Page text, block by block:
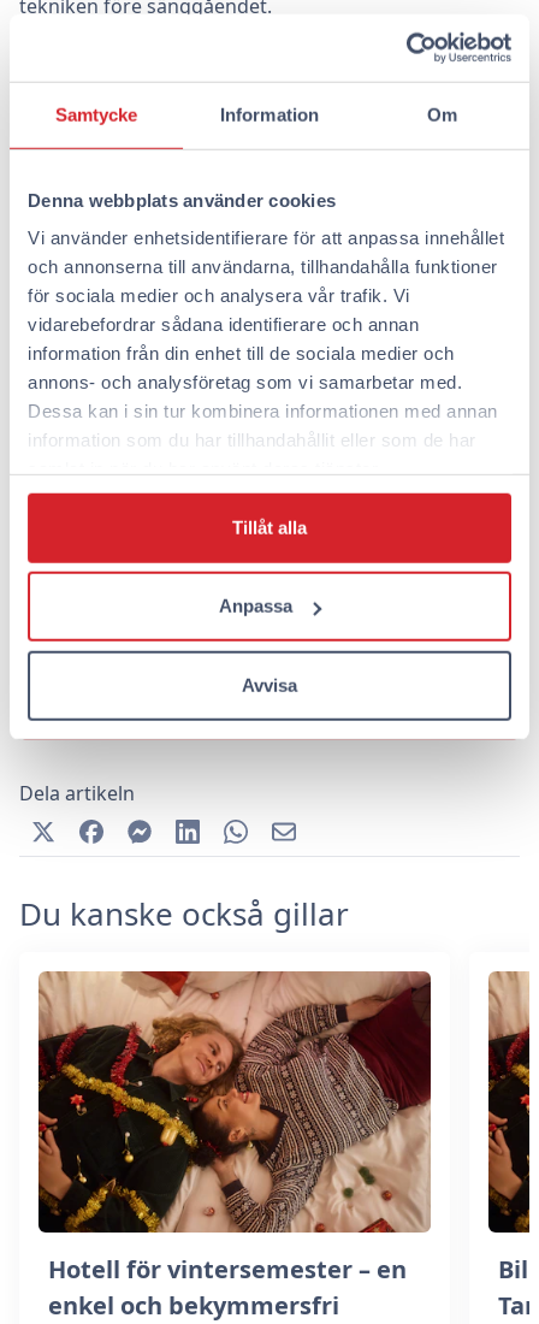
Samtycke Information Om
Denna webbplats använder cookies
Vi använder enhetsidentifierare för att anpassa innehållet
och annonserna till användarna, tillhandahålla funktioner
för sociala medier och analysera vår trafik. Vi
vidarebefordrar sådana identifierare och annan
information från din enhet till de sociala medier och
annons- och analysföretag som vi samarbetar med.
Dessa kan i sin tur kombinera informationen med annan
information som du har tillhandahållit eller som de har
Tillåt alla
Anpassa
Avvisa
tekniken före sänggåendet.
Affärsresor
sömnkvaliteten. Det finns dock flera effektiva sätt att
hantera stress. Mindfulness-övningar och
avslappningstekniker, såsom djupandning, kan hjälpa
till att lugna sinnet före sänggåendet. Omena erbjuder
sina gäster avskildhet och möjlighet till personlig frid,
vilket främjar stressreduktion. God sömn uppnås
lättare när kroppen och sinnet är avslappnade.
När affärsresan tar dig på en övernattning nästa gång,
välj Omena och säkerställ kvalitetssömn under din
resa. Våra självbetjäningshotell erbjuder den perfekta
miljön för en vilsam natt, så att du kan fokusera på
viktiga frågor utan extra stress. Boka våra rum direkt
från vår webbplats och upplev en unik
Boka en vistelse på Omena
Dela artikeln
Du kanske också gillar
Hotell för vintersemester – en
enkel och bekymmersfri